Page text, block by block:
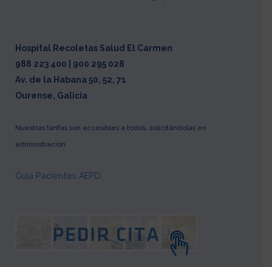
Hospital Recoletas Salud El Carmen
988 223 400 | 900 295 028
Av. de la Habana 50, 52, 71
Ourense, Galicia
Nuestras tarifas son accesibles a todos, solicitándolas en
administración
Guía Pacientes AEPD